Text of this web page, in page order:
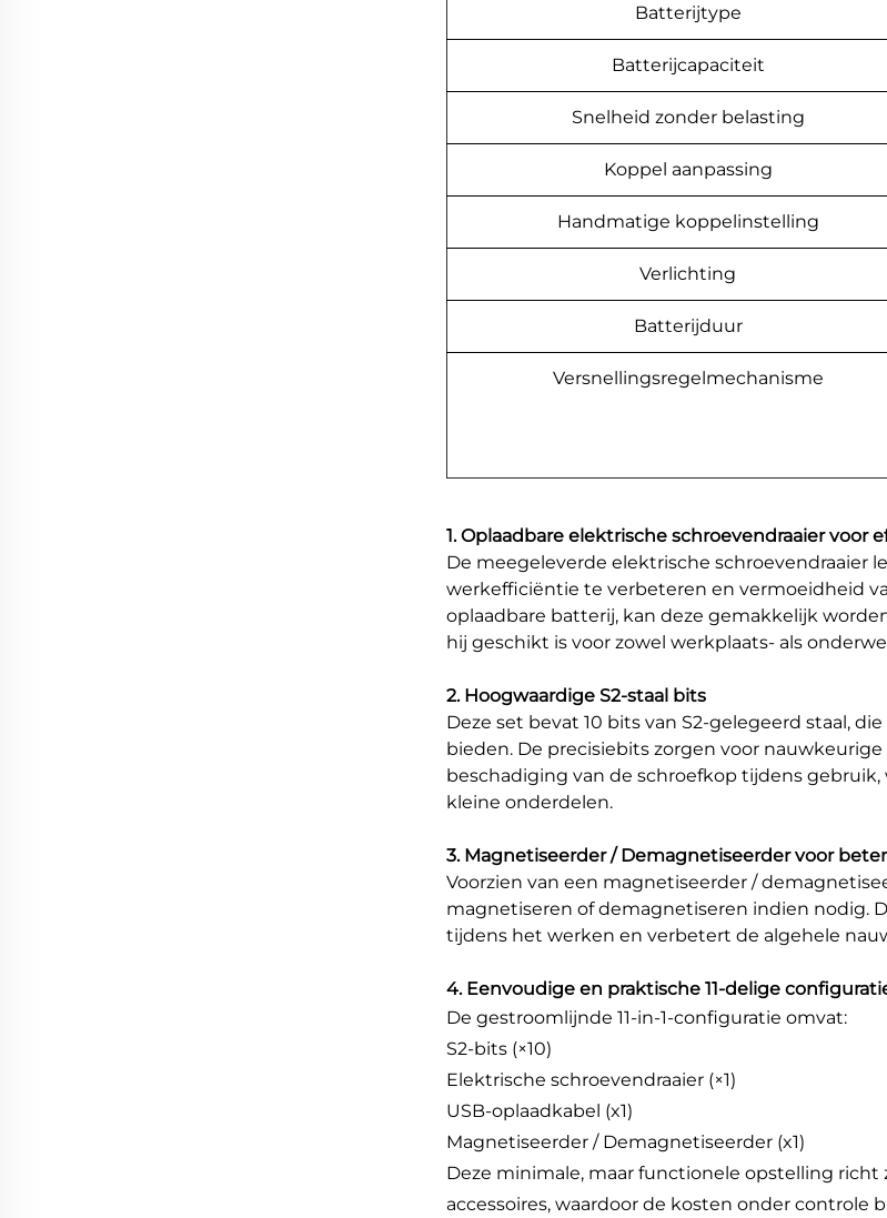
Batterijtype
Batterijcapaciteit
Snelheid zonder belasting
Koppel aanpassing
Handmatige koppelinstelling
Verlichting
Batterijduur
Versnellingsregelmechanisme
1. Oplaadbare elektrische schroevendraaier voor
De meegeleverde elektrische schroevendraaier
werkefficiëntie te verbeteren en vermoeidheid
oplaadbare batterij, kan deze gemakkelijk
hij geschikt is voor zowel werkplaats- als
2. Hoogwaardige S2-staal bits
Deze set bevat 10 bits van S2-gelegeerd staal,
bieden. De precisiebits zorgen voor
beschadiging van de schroefkop tijdens
kleine onderdelen.
3. Magnetiseerder / Demagnetiseerder voor
Voorzien van een magnetiseerder /
magnetiseren of demagnetiseren indien nodig.
tijdens het werken en verbetert de algehele
4. Eenvoudige en praktische 11-delige
De gestroomlijnde 11-in-1-configuratie omvat:
S2-bits (×10)
Elektrische schroevendraaier (×1)
USB-oplaadkabel (x1)
Magnetiseerder / Demagnetiseerder (x1)
Deze minimale, maar functionele opstelling
accessoires, waardoor de kosten onder